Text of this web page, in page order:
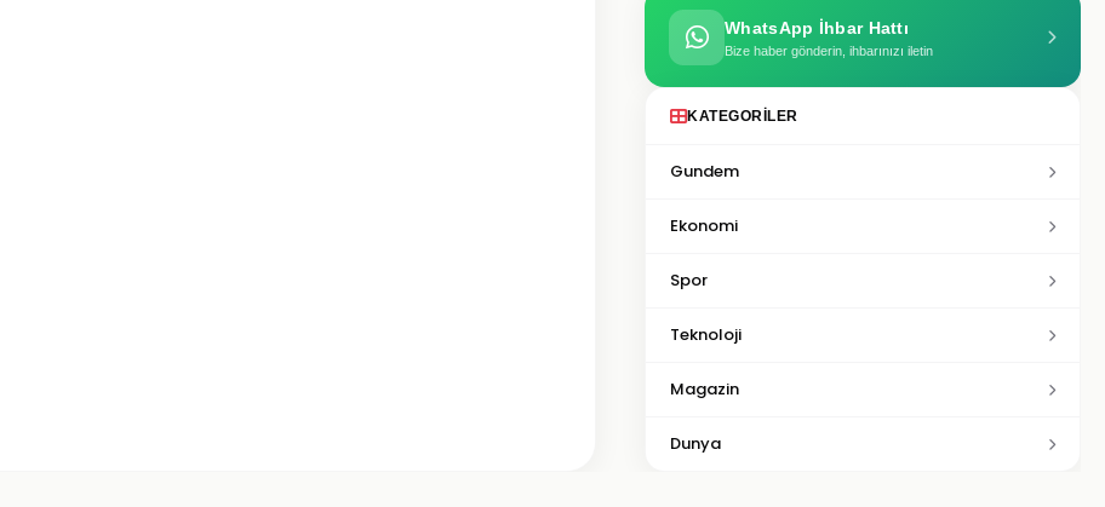
WhatsApp İhbar Hattı
Bize haber gönderin, ihbarınızı iletin
KATEGORILER
Gundem
Ekonomi
Spor
Teknoloji
Magazin
Dunya